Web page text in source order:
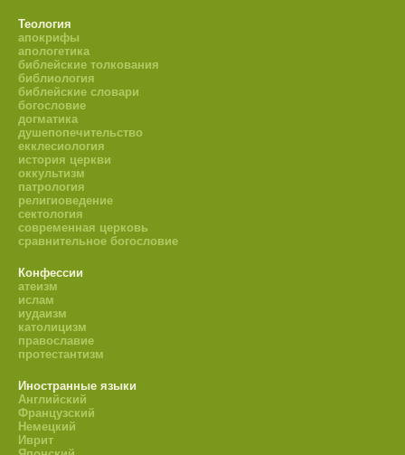
Теология
апокрифы
апологетика
библейские толкования
библиология
библейские словари
богословие
догматика
душепопечительство
екклесиология
история церкви
оккультизм
патрология
религиоведение
сектология
современная церковь
сравнительное богословие
Конфессии
атеизм
ислам
иудаизм
католицизм
православие
протестантизм
Иностранные языки
Английский
Французский
Немецкий
Иврит